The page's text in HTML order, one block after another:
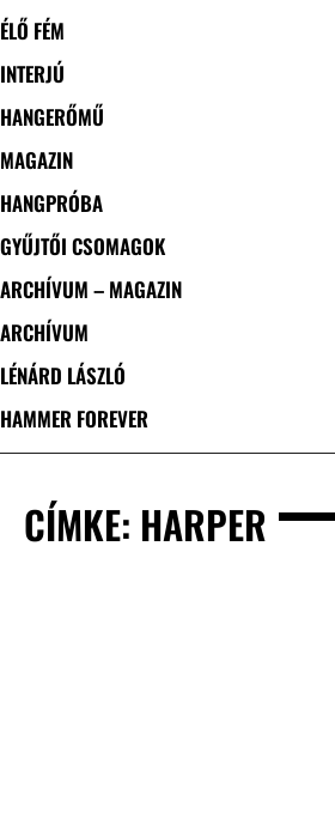
ÉLŐ FÉM
INTERJÚ
HANGERŐMŰ
MAGAZIN
HANGPRÓBA
GYŰJTŐI CSOMAGOK
ARCHÍVUM – MAGAZIN
ARCHÍVUM
LÉNÁRD LÁSZLÓ
HAMMER FOREVER
CÍMKE: HARPER